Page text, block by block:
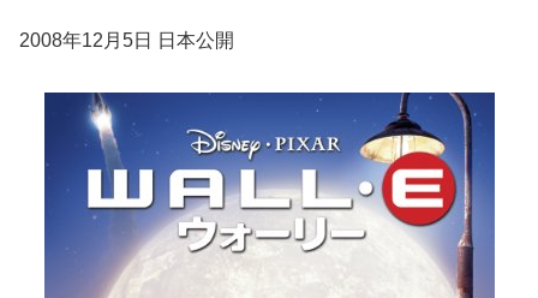
2008年12月5日 日本公開